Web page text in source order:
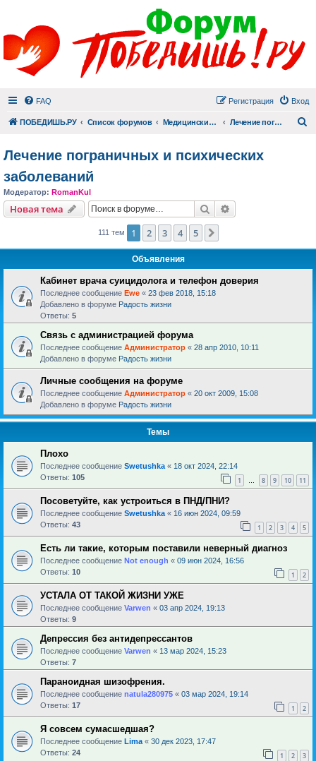
FAQ Вход
Регистрация
ПОБЕДИШЬ.РУ Список форумов Медицинский раздел Лечение пограничных и психических заболеваний
Лечение пограничных и психических
заболеваний
Модератор: RomanKul
Новая тема Поиск
111 тем 1 2 3 4 5
Объявления
Кабинет врача суицидолога и телефон доверия
Последнее сообщение Ewe « 23 фев 2018, 15:18
Добавлено в форуме Радость жизни
Ответы: 5
Связь с администрацией форума
Последнее сообщение Администратор « 28 апр 2010, 10:11
Добавлено в форуме Радость жизни
Личные сообщения на форуме
Последнее сообщение Администратор « 20 окт 2009, 15:08
Добавлено в форуме Радость жизни
Темы
Плохо
Последнее сообщение Swetushka « 18 окт 2024, 22:14
Ответы: 105 1 … 8 9 10 11
Посоветуйте, как устроиться в ПНД/ПНИ?
Последнее сообщение Swetushka « 16 июн 2024, 09:59
Ответы: 43 1 2 3 4 5
Есть ли такие, которым поставили неверный диагноз
Последнее сообщение Not enough « 09 июн 2024, 16:56
Ответы: 10 1 2
УСТАЛА ОТ ТАКОЙ ЖИЗНИ УЖЕ
Последнее сообщение Varwen « 03 апр 2024, 19:13
Ответы: 9
Депрессия без антидепрессантов
Последнее сообщение Varwen « 13 мар 2024, 15:23
Ответы: 7
Параноидная шизофрения.
Последнее сообщение natula280975 « 03 мар 2024, 19:14
Ответы: 17 1 2
Я совсем сумасшедшая?
Последнее сообщение Lima « 30 дек 2023, 17:47
Ответы: 24 1 2 3